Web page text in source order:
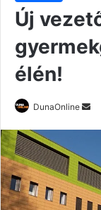
Új
élén!
DunaOnline